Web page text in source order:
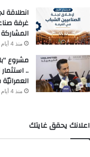
انطلاقة
غرفة
منذ 4 أيام
مشروع
..
منذ 4 أيام
اعلانك يحقق غايتك